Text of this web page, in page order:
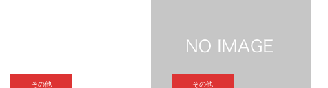
その他 その他